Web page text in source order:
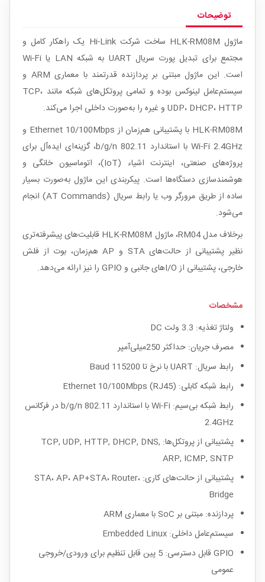
توضیحات
ماژول HLK-RM08M ساخت شرکت Hi-Link یک راهکار کامل و
مجتمع برای تبدیل پورت سریال UART به شبکه LAN یا Wi-Fi
است. این ماژول مبتنی بر پردازنده قدرتمند با معماری ARM و
سیستم‌عامل لینوکس بوده و تمامی پروتکل‌های شبکه مانند TCP،
UDP، DHCP، HTTP و غیره را به‌صورت داخلی اجرا می‌کند.
HLK-RM08M با پشتیبانی هم‌زمان از Ethernet 10/100Mbps و
Wi-Fi 2.4GHz با استاندارد 802.11 b/g/n، گزینه‌ای ایده‌آل برای
پروژه‌های صنعتی، اینترنت اشیاء (IoT)، اتوماسیون خانگی و
هوشمندسازی دستگاه‌ها است. پیکربندی این ماژول به‌صورت بسیار
ساده از طریق مرورگر وب یا رابط سریال (AT Commands) انجام
می‌شود.
برخلاف مدل RM04، ماژول HLK-RM08M قابلیت‌های پیشرفته‌تری
نظیر پشتیبانی از حالت‌های STA و AP هم‌زمان، بوت از فلش
خارجی، پشتیبانی از I/Oهای جانبی و GPIO را نیز ارائه می‌دهد.
مشخصات
ولتاژ تغذیه: 3.3 ولت DC
مصرف جریان: حداکثر 250میلی‌آمپر
رابط سریال: UART با نرخ تا 115200 Baud
رابط شبکه کابلی: Ethernet 10/100Mbps (RJ45)
رابط شبکه بی‌سیم: Wi-Fi با استاندارد 802.11 b/g/n در فرکانس
2.4GHz
پشتیبانی از پروتکل‌ها: TCP, UDP, HTTP, DHCP, DNS,
ARP, ICMP, SNTP
پشتیبانی از حالت‌های کاری: STA، AP، AP+STA، Router،
Bridge
پردازنده: مبتنی بر SoC با معماری ARM
سیستم‌عامل داخلی: Embedded Linux
GPIO قابل دسترسی: 5 پین قابل تنظیم برای ورودی/خروجی
عمومی